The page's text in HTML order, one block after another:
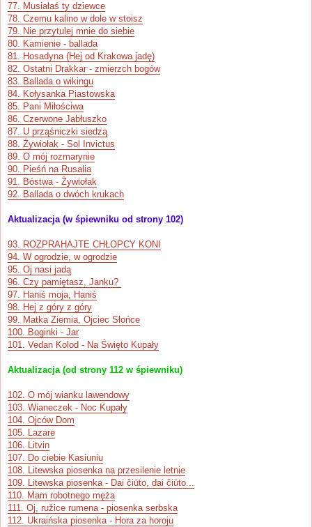
77. Musiałaś ty dziewce
78. Czemu kalino w dole w stoisz
79. Nie przytulej mnie do siebie
80. Kamienie - ballada
81. Hosadyna (Hej od Krakowa jadę)
82. Ostatni Drakkar - zmierzch bogów
83. Ballada o wikingu
84. Kołysanka Piastowska
85. Pani Miłościwa
86. Czerwone Jabłuszko
87. U prząśniczki siedzą
88. Żywiołak - Sol Invictus
89. O mój rozmarynie
90. Pieśń na Rusalia
91. Bóstwa - Żywiołak
92. Ballada o dwóch krukach
Aktualizacja (w śpiewniku od strony 102)
93. ROZPRAHAJTE CHŁOPCY KONI
94. W ogrodzie, w ogrodzie
95. Oj nasi jadą
96. Czy pamiętasz, Janku?
97. Haniś moja, Haniś
98. Hej z góry z góry
99. Matka Ziemia, Ojciec Słońce
100. Boginki - Jar
101. Vedan Kolod - Na Święto Kupały
Aktualizacja (od strony 112 w śpiewniku)
102. O mój wianku lawendowy
103. Wianeczek - Noc Kupały
104. Ojców Dom
105. Lazare
106. Litvin
107. Do ciebie Kasiuniu
108. Litewska piosenka na przesilenie letnie
109. Litewska piosenka - Dai čiūto, dai čiūto...
110. Mam robotnego męża
111. Oj, ružice rumena - piosenka serbska
112. Ukraińska piosenka - Hora za horoju